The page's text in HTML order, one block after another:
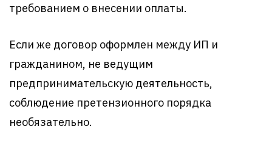
требованием о внесении оплаты.
Если же договор оформлен между ИП и
гражданином, не ведущим
предпринимательскую деятельность,
соблюдение претензионного порядка
необязательно.